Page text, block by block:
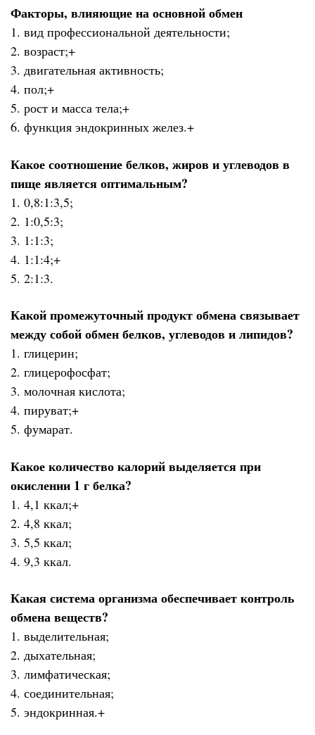
Факторы, влияющие на основной обмен
1. вид профессиональной деятельности;
2. возраст;+
3. двигательная активность;
4. пол;+
5. рост и масса тела;+
6. функция эндокринных желез.+
Какое соотношение белков, жиров и углеводов в
пище является оптимальным?
1. 0,8:1:3,5;
2. 1:0,5:3;
3. 1:1:3;
4. 1:1:4;+
5. 2:1:3.
Какой промежуточный продукт обмена связывает
между собой обмен белков, углеводов и липидов?
1. глицерин;
2. глицерофосфат;
3. молочная кислота;
4. пируват;+
5. фумарат.
Какое количество калорий выделяется при
окислении 1 г белка?
1. 4,1 ккал;+
2. 4,8 ккал;
3. 5,5 ккал;
4. 9,3 ккал.
Какая система организма обеспечивает контроль
обмена веществ?
1. выделительная;
2. дыхательная;
3. лимфатическая;
4. соединительная;
5. эндокринная.+